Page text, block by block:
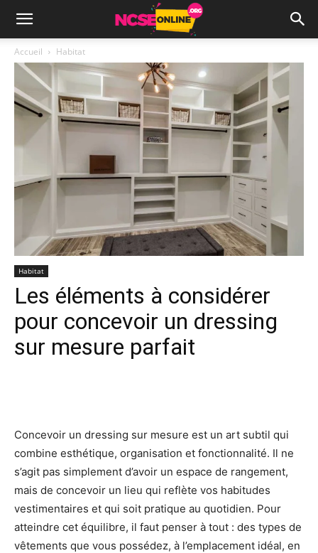
Accueil Habitat
Habitat
Les éléments à considérer
pour concevoir un dressing
sur mesure parfait
Concevoir un dressing sur mesure est un art subtil qui
combine esthétique, organisation et fonctionnalité. Il ne
s’agit pas simplement d’avoir un espace de rangement,
mais de concevoir un lieu qui reflète vos habitudes
vestimentaires et qui soit pratique au quotidien. Pour
atteindre cet équilibre, il faut penser à tout : des types de
vêtements que vous possédez, à l’emplacement idéal, en